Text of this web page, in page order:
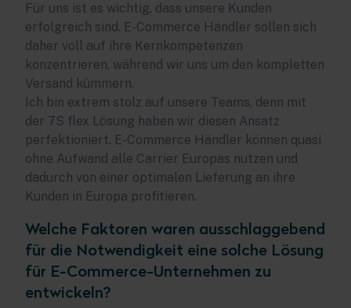
Für uns ist es wichtig, dass unsere Kunden
erfolgreich sind. E-Commerce Händler sollen sich
daher voll auf ihre Kernkompetenzen
konzentrieren, während wir uns um den kompletten
Versand kümmern.
Ich bin extrem stolz auf unsere Teams, denn mit
der 7S flex Lösung haben wir diesen Ansatz
perfektioniert. E-Commerce Händler können quasi
ohne Aufwand alle Carrier Europas nutzen und
dadurch von einer optimalen Lieferung an ihre
Kunden in Europa profitieren.
Welche Faktoren waren ausschlaggebend
für die Notwendigkeit eine solche Lösung
für E-Commerce-Unternehmen zu
entwickeln?